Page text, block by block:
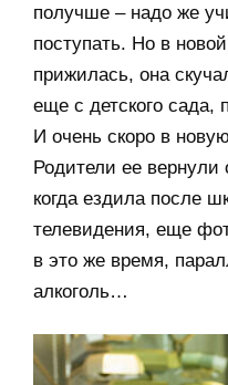
получше – надо же
поступать. Но в
прижилась, она
еще с детского сада,
И очень скоро в
Родители ее
когда ездила после
телевидения, еще
в это же время,
алкоголь…